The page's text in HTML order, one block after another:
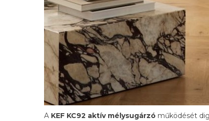
A KEF KC92 aktív mélysugárzó működését